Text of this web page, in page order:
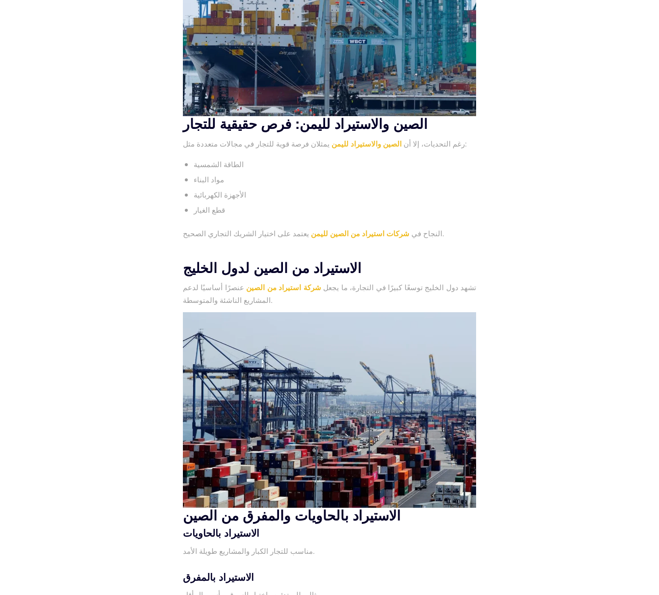
الصين والاستيراد لليمن: فرص حقيقية للتجار
رغم التحديات، إلا أن الصين والاستيراد لليمن
يمثلان فرصة قوية للتجار في مجالات متعددة مثل:
الطاقة الشمسية
مواد البناء
الأجهزة الكهربائية
قطع الغيار
النجاح في شركات استيراد من الصين لليمن يعتمد على اختيار الشريك التجاري الصحيح.
الاستيراد من الصين لدول الخليج
تشهد دول الخليج توسعًا كبيرًا في التجارة، ما يجعل شركة استيراد من الصين عنصرًا أساسيًا لدعم
المشاريع الناشئة والمتوسطة.
الاستيراد بالحاويات والمفرق من الصين
الاستيراد بالحاويات
مناسب للتجار الكبار والمشاريع طويلة الأمد.
الاستيراد بالمفرق